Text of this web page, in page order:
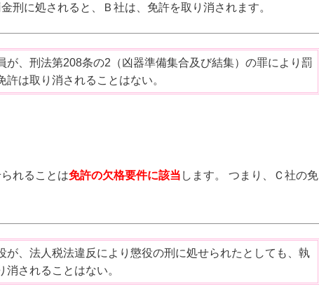
刑に処されると、Ｂ社は、免許を取り消されます。
が、刑法第208条の2（凶器準備集合及び結集）の罪により罰
は取り消されることはない。
れることは免許の欠格要件に該当 します。 つまり、Ｃ社の免
が、法人税法違反により懲役の刑に処せられたとしても、執
されることはない。